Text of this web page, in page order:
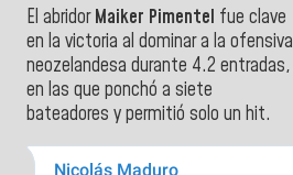
El abridorMaiker Pimentel fue clave
en la victoria al dominar a la ofensiva
neozelandesa durante 4.2 entradas,
en las que ponchó a siete
bateadores y permitió solo un hit.